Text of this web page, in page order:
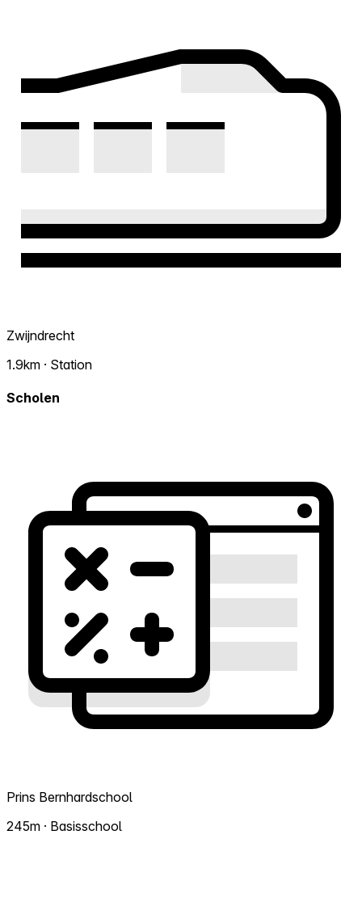
Zwijndrecht
1.9km · Station
Scholen
Prins Bernhardschool
245m · Basisschool